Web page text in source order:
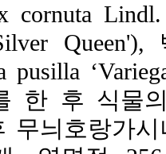
cornuta
Queen'),
pusilla
한 후 식물
무늬호랑가